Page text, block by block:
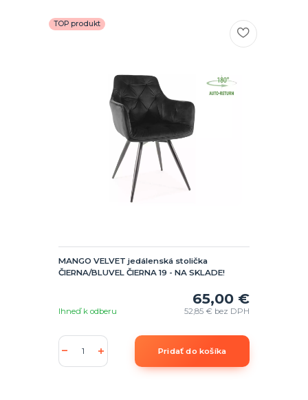
TOP produkt
MANGO VELVET jedálenská stolička
ČIERNA/BLUVEL ČIERNA 19 - NA SKLADE!
65,00 €
52,85 € bez DPH
Ihneď k odberu
Pridať do košíka